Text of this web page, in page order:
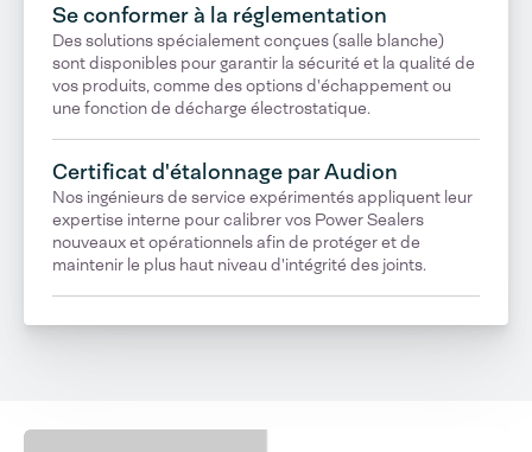
Se conformer à la réglementation
Des solutions spécialement conçues (salle blanche)
sont disponibles pour garantir la sécurité et la qualité de
vos produits, comme des options d'échappement ou
une fonction de décharge électrostatique.
Certificat d'étalonnage par Audion
Nos ingénieurs de service expérimentés appliquent leur
expertise interne pour calibrer vos Power Sealers
nouveaux et opérationnels afin de protéger et de
maintenir le plus haut niveau d'intégrité des joints.